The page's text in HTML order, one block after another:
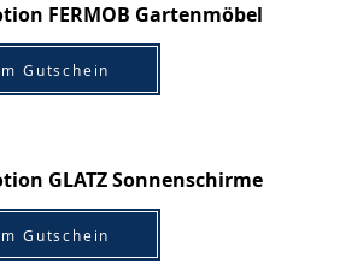
FERMOB Gartenmöbel
Gutschein
GLATZ Sonnenschirme
Gutschein